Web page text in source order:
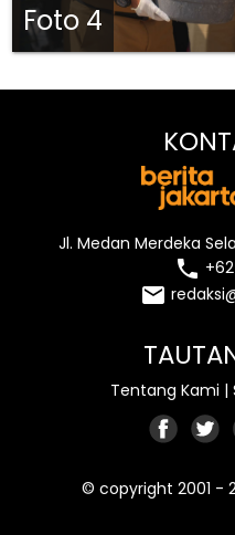
Foto 4
Jl. Medan Merdeka
local_phone
email
Tentang Kami |
© copyright 2001 -